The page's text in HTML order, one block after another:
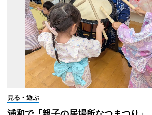
見る・遊ぶ